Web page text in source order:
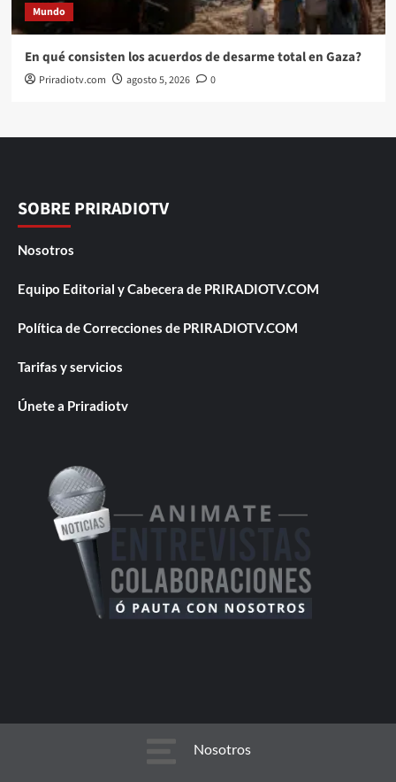
Mundo
En qué consisten los acuerdos de desarme total en Gaza?
Priradiotv.com agosto 5, 2026 0
SOBRE PRIRADIOTV
Nosotros
Equipo Editorial y Cabecera de PRIRADIOTV.COM
Política de Correcciones de PRIRADIOTV.COM
Tarifas y servicios
Únete a Priradiotv
Nosotros